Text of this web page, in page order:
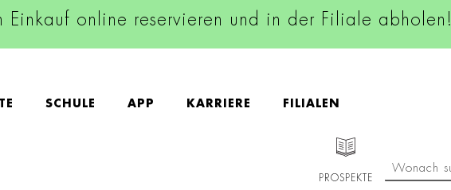
Einkauf online reservieren und in der Filiale abholen!
SCHULE APP KARRIERE FILIALEN
PROSPEKTE